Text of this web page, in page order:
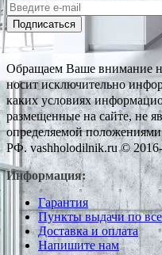
Подписаться
Обращаем Ваше внимание
носит исключительно
каких условиях
размещенные на сайте, не
определяемой
РФ. vashholodilnik.ru ©
Информация:
Гарантия
Пункты выдачи по
Доставка и оплата
Напишите нам